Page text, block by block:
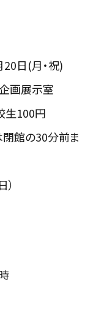
日(月・祝)
展示室
生100円
閉館の30分前ま